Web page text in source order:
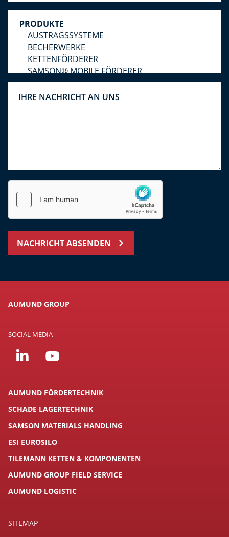
NACHRICHT ABSENDEN
AUMUND GROUP
SOCIAL MEDIA
AUMUND FÖRDERTECHNIK
SCHADE LAGERTECHNIK
SAMSON MATERIALS HANDLING
ESI EUROSILO
TILEMANN KETTEN & KOMPONENTEN
AUMUND GROUP FIELD SERVICE
AUMUND LOGISTIC
SITEMAP